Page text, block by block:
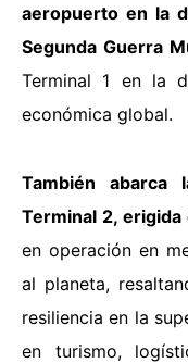
aeropuerto en la
Segunda Guerra
Terminal 1 en la
económica global.
También abarca
Terminal 2,
en operación en
al planeta,
resiliencia en la
en turismo,